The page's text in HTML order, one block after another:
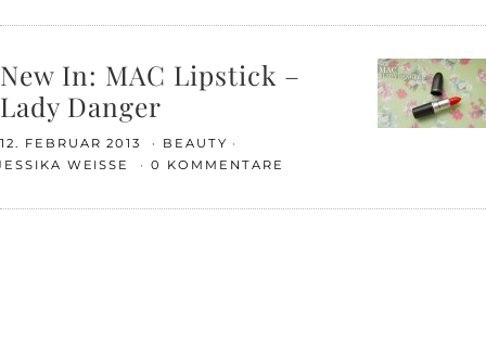
New In: MAC Lipstick –
Lady Danger
12. FEBRUAR 2013
BEAUTY
WEISSE
0 KOMMENTARE